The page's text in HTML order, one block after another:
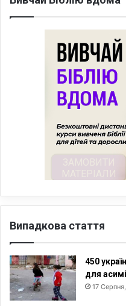
Випадкова стаття
450
для
17